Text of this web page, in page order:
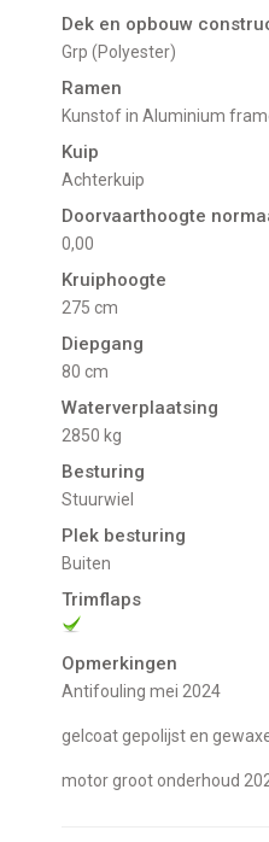
Dek en opbouw
Grp (Polyester)
Ramen
Kunstof in Aluminium
Kuip
Achterkuip
Doorvaarthoogte
0,00
Kruiphoogte
275 cm
Diepgang
80 cm
Waterverplaatsing
2850 kg
Besturing
Stuurwiel
Plek besturing
buiten
Trimflaps
Opmerkingen
antifouling mei 2024
gelcoat gepolijst en
motor groot onderhoud